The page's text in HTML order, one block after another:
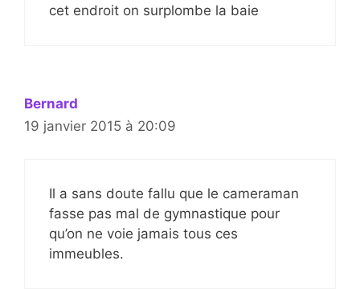
cet endroit on surplombe la baie
Bernard
19 janvier 2015 à 20:09
Il a sans doute fallu que le cameraman
fasse pas mal de gymnastique pour
qu’on ne voie jamais tous ces
immeubles.